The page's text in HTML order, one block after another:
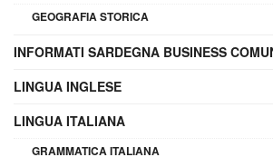
GEOGRAFIA STORICA
INFORMATI SARDEGNA BUSINESS
LINGUA INGLESE
LINGUA ITALIANA
GRAMMATICA ITALIANA